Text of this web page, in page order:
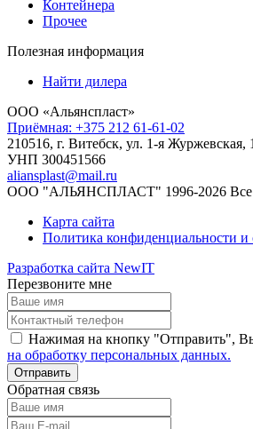
Контейнера
Прочее
Полезная информация
Найти дилера
ООО «Альянспласт»
Приёмная: +375 212 61-61-02
210516, г. Витебск, ул. 1-я Журжевская,
УНП 300451566
aliansplast@mail.ru
ООО "АЛЬЯНСПЛАСТ" 1996-2026 Все
Карта сайта
Политика конфиденциальности и
Разработка сайта NewIT
Перезвоните мне
Нажимая на кнопку "Отправить",
на обработку персональных данных.
Обратная связь